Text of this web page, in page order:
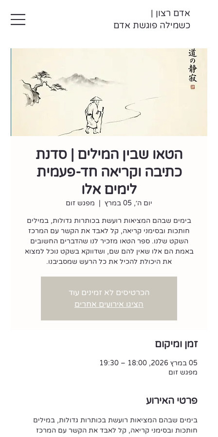
אדם רצון |
כשמילה פוגשת אדם
הטאו שבין המילים | סדנת
כתיבה וקריאה חד-פעמית
לימים אלו
יום ה׳, 05 במרץ
  |
מפגש זום
בימים שבהם המציאות רועשת בכותרות גדולות, במילים
חותכות ובסימני קריאה, קל לאבד את הקשר עם המרכז
השקט שלנו. ספר הטאו מזכיר לנו שהדברים החשובים
באמת הם אלו שאין להם שם, ושדווקא בשקט נוכל למצוא
את היכולת להכיל את כל הרעש שמסביבנו.
הכרטיסים לא זמינים עוד
הציגו אירועים אחרים
זמן ומיקום
05 במרץ 2026, 18:00 – 19:30
מפגש זום
פרטי האירוע
בימים שבהם המציאות רועשת בכותרות גדולות, במילים
חותכות ובסימני קריאה, קל לאבד את הקשר עם המרכז